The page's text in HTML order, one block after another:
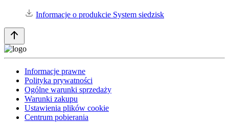
Informacje o produkcie System siedzisk
Informacje prawne
Polityka prywatności
Ogólne warunki sprzedaży
Warunki zakupu
Ustawienia plików cookie
Centrum pobierania